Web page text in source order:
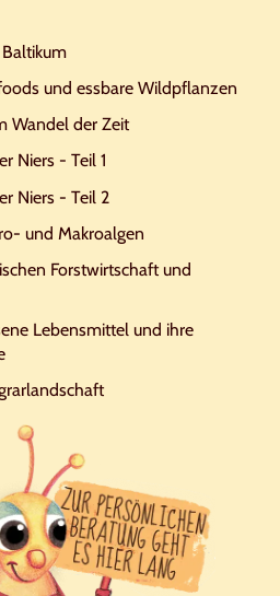
und essbare Wildpflanzen
Wandel der Zeit
Niers - Teil 1
Niers - Teil 2
und Makroalgen
Forstwirtschaft und
Lebensmittel und ihre